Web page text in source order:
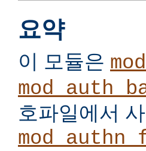
요약
이 모듈은
호파일에서